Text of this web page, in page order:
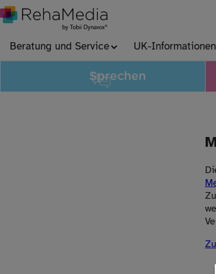
Beratung und Service UK-Informationen
Sprechen